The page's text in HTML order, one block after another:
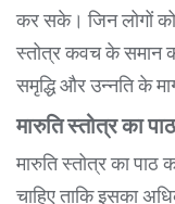
कर सके। जिन लोगों
स्तोत्र कवच के समान
समृद्धि और उन्नति के
मारुति स्तोत्र का
मारुति स्तोत्र का पाठ
चाहिए ताकि इसका